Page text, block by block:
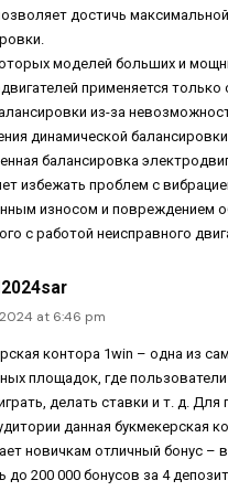
достичь максимальной
моделей больших и
применяется только
из-за
динамической
балансировка
избежать проблем с
износом и повреждением
с работой неисправного
at 6:46 pm
контора 1win – одна из
площадок, где
делать ставки и т. д. Для
данная букмекерская
новичкам отличный бонус –
до 200 000 бонусов за 4